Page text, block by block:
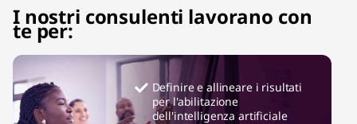
I nostri consulenti lavorano con
te per:
Definire e allineare i risultati
per l'abilitazione
dell'intelligenza artificiale